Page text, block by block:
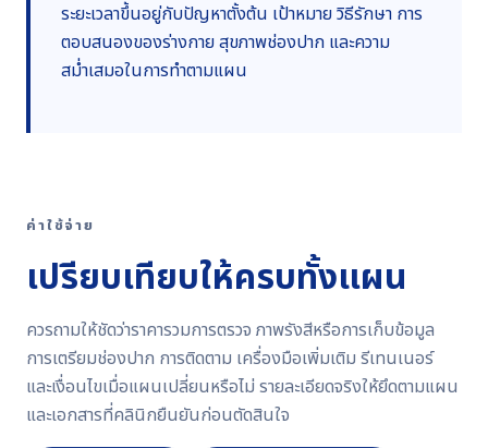
ระยะเวลาขึ้นอยู่กับปัญหาตั้งต้น เป้าหมาย วิธีรักษา การ
ตอบสนองของร่างกาย สุขภาพช่องปาก และความ
สม่ำเสมอในการทำตามแผน
ค่าใช้จ่าย
เปรียบเทียบให้ครบทั้งแผน
ควรถามให้ชัดว่าราคารวมการตรวจ ภาพรังสีหรือการเก็บข้อมูล
การเตรียมช่องปาก การติดตาม เครื่องมือเพิ่มเติม รีเทนเนอร์
และเงื่อนไขเมื่อแผนเปลี่ยนหรือไม่ รายละเอียดจริงให้ยึดตามแผน
และเอกสารที่คลินิกยืนยันก่อนตัดสินใจ